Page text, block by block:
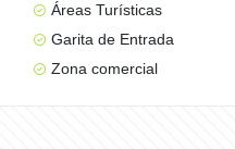
Áreas Turísticas
Garita de Entrada
Zona comercial